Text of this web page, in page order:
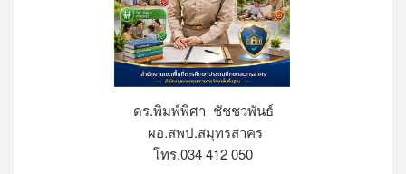
ดร.พิมพ์พิศา ชัชชวพันธ์
ผอ.สพป.สมุทรสาคร
โทร.034 412 050